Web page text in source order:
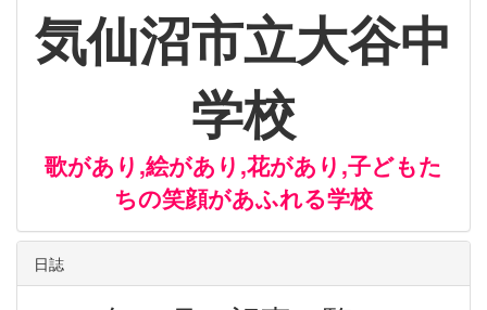
気仙沼市立大谷中
学校
歌があり,絵があり,花があり,子どもた
ちの笑顔があふれる学校
日誌